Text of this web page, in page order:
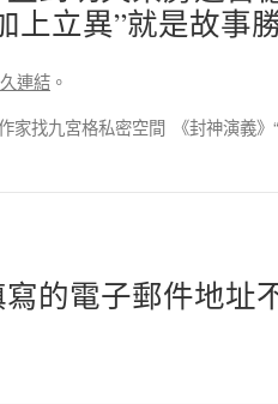
上立異”就是故事
連結 。
家找九宮格私密空間
《封神演義
的電子郵件地址